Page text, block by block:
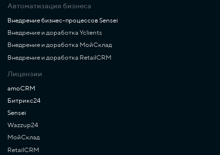
Автоматизация бизнеса
Внедрение бизнес-процессов Sensei
Внедрение и доработка Yclients
Внедрение и доработка МойСклад
Внедрение и доработка RetailCRM
Лицензии
amoCRM
Битрикс24
Sensei
Wazzup24
МойСклад
RetailCRM